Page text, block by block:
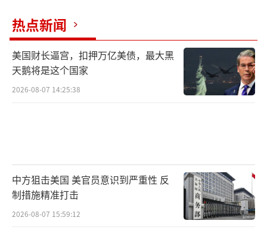
适应能力的战略支撑‌战前军事改革‌ ：2022
年前俄军完成编制重构，建立模块化作战单元
以适应快速部署需求。‌‌
（责任编辑：卢其龙 CM0882）
军工综合体转型‌：冲突后俄罗斯将70%国防企
业转向无人机生产线，产能提升300%。‌‌
热点新闻
美国财长逼宫，扣押万亿美债，最大黑
天鹅将是这个国家
2026-08-07 14:25:38
中方狙击美国 美官员意识到严重性 反
制措施精准打击
2026-08-07 15:59:12